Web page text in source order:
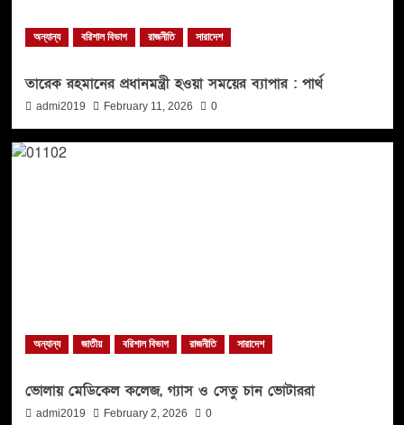
অন্যান্য বরিশাল বিভাগ রাজনীতি সারাদেশ
তারেক রহমানের প্রধানমন্ত্রী হওয়া সময়ের ব্যাপার : পার্থ
admi2019 February 11, 2026 0
অন্যান্য জাতীয় বরিশাল বিভাগ রাজনীতি সারাদেশ
ভোলায় মেডিকেল কলেজ, গ্যাস ও সেতু চান ভোটাররা
admi2019 February 2, 2026 0